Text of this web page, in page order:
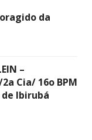
da
–
Cia/ 16o BPM
Ibirubá